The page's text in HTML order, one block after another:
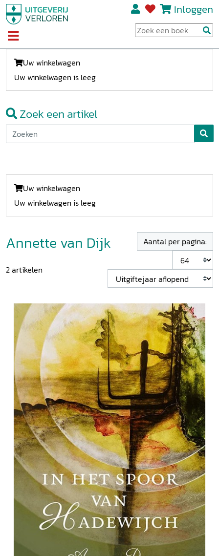
Inloggen
Uw winkelwagen
Uw winkelwagen is leeg
Zoek een artikel
Uw winkelwagen
Uw winkelwagen is leeg
Annette van Dijk
2artikelen
Aantal per pagina: